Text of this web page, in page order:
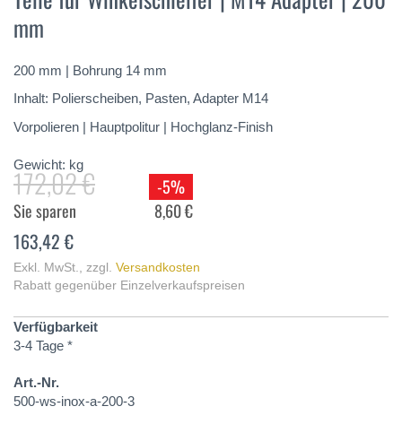
springen
mm
200 mm | Bohrung 14 mm
Inhalt: Polierscheiben, Pasten, Adapter M14
Vorpolieren | Hauptpolitur | Hochglanz-Finish
Gewicht: kg
172,02 €
-5%
Sie sparen
8,60 €
163,42 €
Exkl. MwSt. zzgl. Versandkosten
Rabatt gegenüber Einzelverkaufspreisen
Verfügbarkeit
3-4 Tage *
Art.-Nr.
500-ws-inox-a-200-3